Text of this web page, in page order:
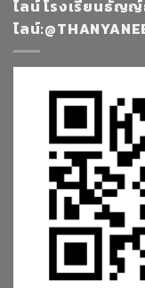
ไลน์ โรงเรียนธัญ
ไลน์